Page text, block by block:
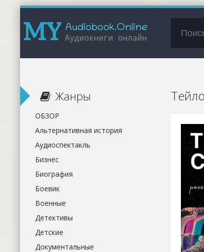
Жанры
ОБЗОР
Альтернативная история
Аудиоспектакль
Бизнес
Биография
Боевик
Военные
Детективы
Детские
Документальные